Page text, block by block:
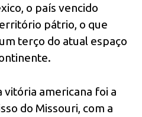
o país vencido
pátrio, o que
terço do atual espaço
vitória americana foi a
do Missouri, com a